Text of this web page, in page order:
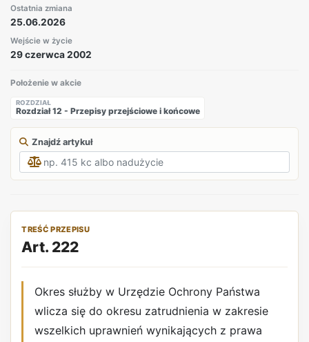
Ostatnia zmiana
25.06.2026
Wejście w życie
29 czerwca 2002
Położenie w akcie
ROZDZIAŁ
Rozdział 12 - Przepisy przejściowe i końcowe
Znajdź artykuł
TREŚĆ PRZEPISU
Art. 222
Okres służby w Urzędzie Ochrony Państwa
wlicza się do okresu zatrudnienia w zakresie
wszelkich uprawnień wynikających z prawa